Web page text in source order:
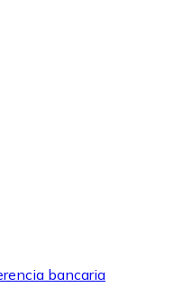
efectivo en tu tienda más
bancaria